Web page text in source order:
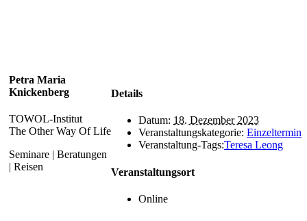
Details
Datum: 18. Dezember 2023
Veranstaltungskategorie: Einzeltermin
Veranstaltung-Tags:Teresa Leong
Veranstaltungsort
Online
Petra Maria
Knickenberg
TOWOL-Institut
The Other Way Of Life
Seminare | Beratungen
| Reisen